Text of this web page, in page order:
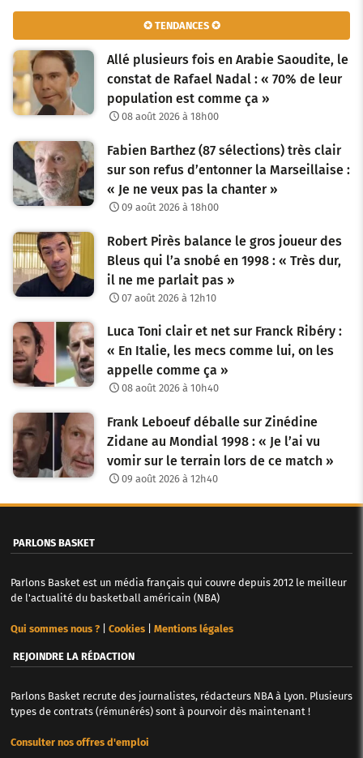
✪ TENDANCES ✪
Allé plusieurs fois en Arabie Saoudite, le
constat de Rafael Nadal : « 70% de leur
population est comme ça »
08 août 2026 à 18h00
Fabien Barthez (87 sélections) très clair
sur son refus d’entonner la Marseillaise :
« Je ne veux pas la chanter »
09 août 2026 à 18h00
Robert Pirès balance le gros joueur des
Bleus qui l’a snobé en 1998 : « Très dur,
il ne me parlait pas »
07 août 2026 à 12h10
Luca Toni clair et net sur Franck Ribéry :
« En Italie, les mecs comme lui, on les
appelle comme ça »
08 août 2026 à 10h40
Frank Leboeuf déballe sur Zinédine
Zidane au Mondial 1998 : « Je l’ai vu
vomir sur le terrain lors de ce match »
09 août 2026 à 12h40
PARLONS BASKET
Parlons Basket est un média français qui couvre depuis 2012 le meilleur
de l'actualité du basketball américain (NBA)
Qui sommes nous ?| Cookies| Mentions légales
REJOINDRE LA RÉDACTION
Parlons Basket recrute des journalistes, rédacteurs NBA à Lyon. Plusieurs
types de contrats (rémunérés) sont à pourvoir dès maintenant !
Consulter nos offres d'emploi